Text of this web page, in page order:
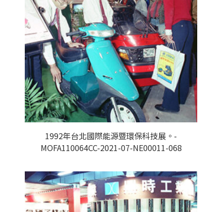
1992年台北國際能源暨環保科技展。-
MOFA110064CC-2021-07-NE00011-068